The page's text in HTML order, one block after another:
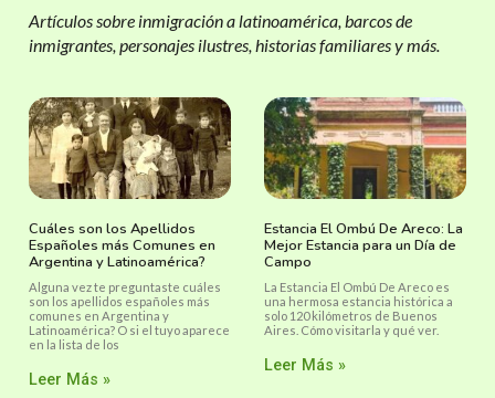
Artículos sobre inmigración a latinoamérica, barcos de
inmigrantes, personajes ilustres, historias familiares y más.
Cuáles son los Apellidos
Españoles más Comunes en
Argentina y Latinoamérica?
Alguna vez te preguntaste cuáles
son los apellidos españoles más
comunes en Argentina y
Latinoamérica? O si el tuyo aparece
en la lista de los
Leer Más »
Estancia El Ombú De Areco: La
Mejor Estancia para un Día de
Campo
La Estancia El Ombú De Areco es
una hermosa estancia histórica a
solo 120 kilómetros de Buenos
Aires. Cómo visitarla y qué ver.
Leer Más »